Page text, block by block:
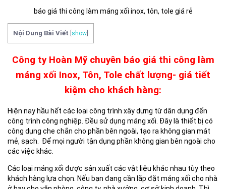
báo giá thi công làm máng xối inox, tôn, tole giá rẻ
Nội Dung Bài Viết show
Công ty Hoàn Mỹ chuyên báo giá thi công làm
máng xối Inox, Tôn, Tole chất lượng- giá tiết
kiệm cho khách hàng:
Hiện nay hầu hết các loại công trình xây dựng từ dân dụng đến
công trình công nghiệp. Đều sử dụng máng xối. Đây là thiết bị có
công dụng che chắn cho phần bên ngoài, tạo ra không gian mát
mẻ, sạch. Để mọi người tận dụng phần không gian bên ngoài cho
các việc khác.
Các loại máng xối được sản xuất các vật liệu khác nhau tùy theo
khách hàng lựa chọn. Nếu bạn đang cần lắp đặt máng xối cho nhà